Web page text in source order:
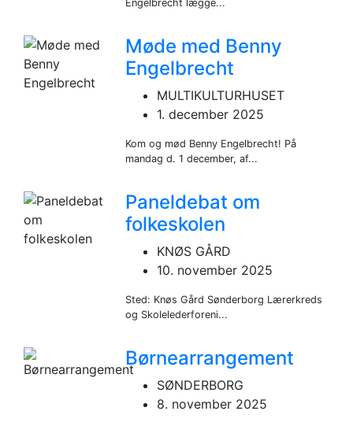
Engelbrecht lægge...
Møde med Benny
Engelbrecht
MULTIKULTURHUSET
1. december 2025
Kom og mød Benny Engelbrecht! På
mandag d. 1 december, af...
Paneldebat om
folkeskolen
KNØS GÅRD
10. november 2025
Sted: Knøs Gård Sønderborg Lærerkreds
og Skolelederforeni...
Børnearrangement
SØNDERBORG
8. november 2025